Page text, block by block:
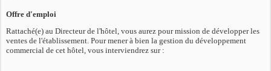
Offre d'emploi
Rattaché(e) au Directeur de l'hôtel, vous aurez pour mission de développer les
ventes de l'établissement.Pour mener à bien la gestion du développement
commercial de cet hôtel, vous interviendrez sur :